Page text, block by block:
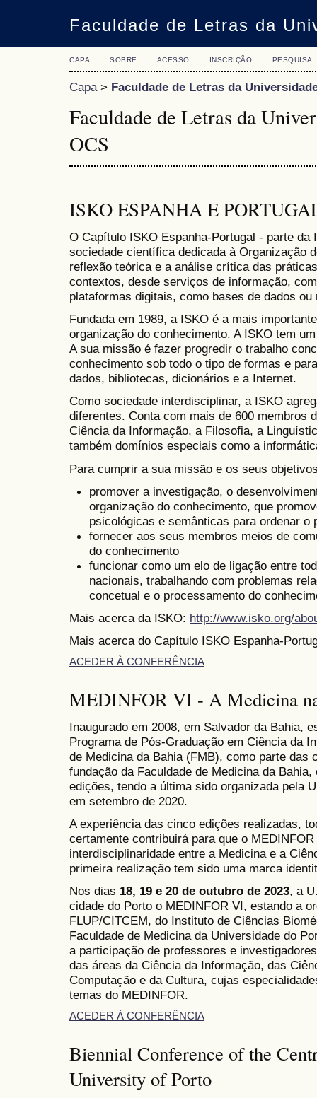
Faculdade de Letras da
CAPA SOBRE ACESSO INSCRIÇÃO PESQUISA
Capa> Faculdade de Letras da
Faculdade de Letras da
OCS
ISKO ESPANHA E
O Capítulo ISKO Espanha-Portugal - parte da
sociedade científicadedicada à Organização
reflexão teórica e a análise crítica das
contextos, desde serviços de informação,
plataformas digitais, como bases de dados ou
Fundada em 1989, a ISKO é a mais
organização do conhecimento. A ISKO tem
A sua missão é fazer progredir o trabalho
conhecimento sob todo o tipo de formas e
dados, bibliotecas, dicionários e a Internet.
Como sociedade interdisciplinar, a ISKO
diferentes. Conta com mais de 600 membros
Ciência da Informação, a Filosofia, a
também domínios especiais como a
Para cumprir a sua missão e os seus
promover a investigação, o
organização do conhecimento, que
psicológicas e semânticas para ordenar o
fornecer aos seus membros meios de
do conhecimento
funcionar como um elo de ligação entre
nacionais, trabalhando com problemas
concetual e o processamento do
Mais acerca da ISKO: http://www.isko.org/
Mais acerca do Capítulo ISKO Espanha-
ACEDER À CONFERÊNCIA
MEDINFOR VI - A Medicina
Inaugurado em 2008, em Salvador da Bahia,
Programa de Pós-Graduação em Ciência da
de Medicina da Bahia (FMB), como parte das
fundação da Faculdade de Medicina da
edições, tendo a última sido organizada pela
em setembro de 2020.
A experiência das cinco edições realizadas,
certamente contribuirá para que o
interdisciplinaridade entre a Medicina e a
primeira realização tem sido uma marca
Nos dias 18, 19 e 20 de outubro de 2023, a
cidade do Porto o MEDINFOR VI, estando a
FLUP/CITCEM, do Instituto de Ciências
Faculdade de Medicina da Universidade do
a participação de professores e
das áreas da Ciência da Informação, das
Computação e da Cultura, cujas
temas do MEDINFOR.
ACEDER À CONFERÊNCIA
Biennial Conference of the
University of Porto